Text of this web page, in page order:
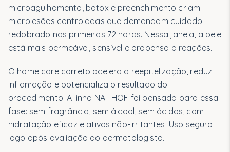
Nossa abordagem científica
Segurança e testes
Bioativos
Barreira cutânea
Profissionais
Médicos e Prescritores
Clínicas e Hospitais
microagulhamento, botox e preenchimento criam
microlesões controladas que demandam cuidado
redobrado nas primeiras 72 horas. Nessa janela, a pele
está mais permeável, sensível e propensa a reações.
O home care correto acelera a reepitelização, reduz
inflamação e potencializa o resultado do
procedimento. A linha NAT HOF foi pensada para essa
fase: sem fragrância, sem álcool, sem ácidos, com
hidratação eficaz e ativos não-irritantes. Uso seguro
logo após avaliação do dermatologista.